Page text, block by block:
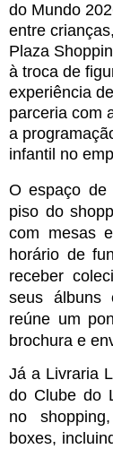
do Mundo
entre
Plaza
à troca de
experiência
parceria com
a
infantil no
O espaço de
piso do
com mesas
horário de
receber
seus álbuns
reúne um
brochura e
Já a Livraria
do Clube do
no
boxes,